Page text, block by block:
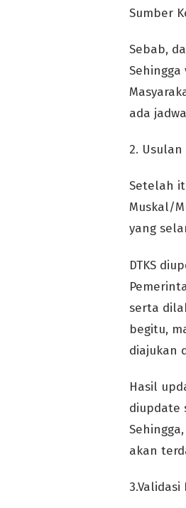
Sumber
Sebab,
ada
2.
Setelah
Muskal/
yang
DTKS
serta
begitu,
diajukan
Hasil
diupdate
akan
3.Validasi